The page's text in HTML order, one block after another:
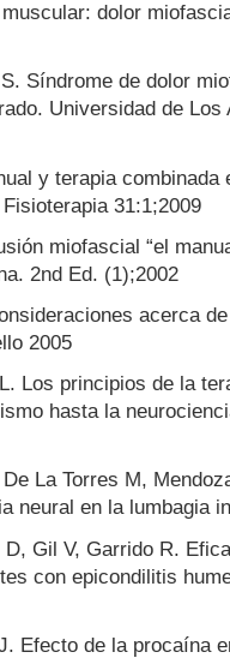
dolor
Síndrome de dolor
Universidad de
y terapia
31:1;2009
miofascial “el
2nd Ed. (1);2002
acerca
2005
Los principios de la
hasta la
La Torres M,
neural en la lumbagia
Gil V, Garrido R.
con epicondilitis
Efecto de la procaína